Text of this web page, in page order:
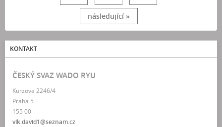
následující »
KONTAKT
ČESKÝ SVAZ WADO RYU
Kurzova 2246/4
Praha 5
155 00
vlk.david1@seznam.cz